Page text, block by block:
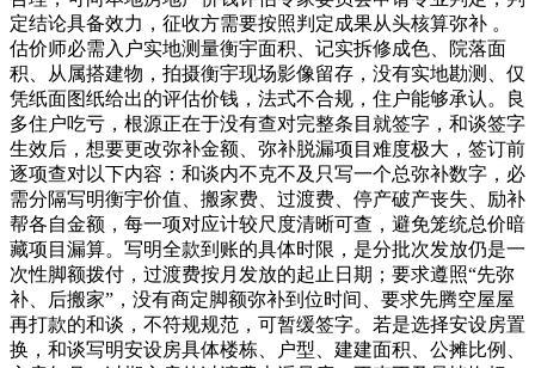
定结论具备效力，征收方需要按照判定成果从头核算弥补 。
估价师必需入户实地测量衡宇面积、记实拆修成色、院落面
积、从属搭建物，拍摄衡宇现场影像留存，没有实地勘测、仅
凭纸面图纸给出的评估价钱，法式不合规，住户能够承认。良
多住户吃亏，根源正在于没有查对完整条目就签字，和谈签字
生效后，想要更改弥补金额、弥补脱漏项目难度极大，签订前
逐项查对以下内容：和谈内不克不及只写一个总弥补数字，必
需分隔写明衡宇价值、搬家费、过渡费、停产破产丧失、励补
帮各自金额，每一项对应计较尺度清晰可查，避免笼统总价暗
藏项目漏算。写明全款到账的具体时限，是分批次发放仍是一
次性脚额拨付，过渡费按月发放的起止日期；要求遵照“先弥
补、后搬家”，没有商定脚额弥补到位时间、要求先腾空屋屋
再打款的和谈，不符规规范，可暂缓签字。若是选择安设房置
换，和谈写明安设房具体楼栋、户型、建建面积、公摊比例、